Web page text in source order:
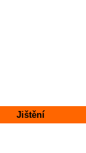
Jištění